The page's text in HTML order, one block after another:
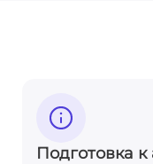
Подготовка к